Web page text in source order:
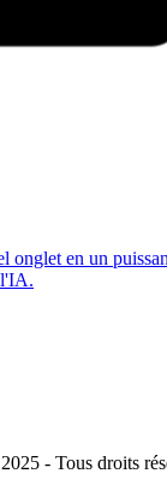
onglet en un
l'IA.
- Tous droits